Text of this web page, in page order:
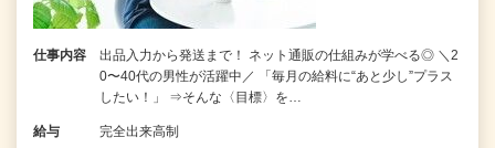
仕事内容
出品入力から発送まで！ ネット通販の仕組みが学べる◎ ＼2
0〜40代の男性が活躍中／ 「毎月の給料に“あと少し”プラス
したい！」 ⇒そんな〈目標〉を…
給与 完全出来高制